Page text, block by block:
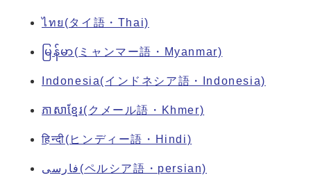
ไทย(タイ語・Thai)
မြန်မာ(ミャンマー語・Myanmar)
Indonesia(インドネシア語・Indonesia)
ភាសាខ្មែរ(クメール語・Khmer)
हिन्दी(ヒンディー語・Hindi)
فارسی(ペルシア語・persian)